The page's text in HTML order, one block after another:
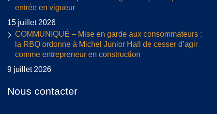
entrée en vigueur
15 juillet 2026
COMMUNIQUÉ – Mise en garde aux consommateurs :
la RBQ ordonne à Michel Junior Hall de cesser d’agir
comme entrepreneur en construction
9 juillet 2026
Nous contacter